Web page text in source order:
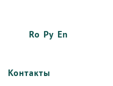
Ro Ру En
Контакты